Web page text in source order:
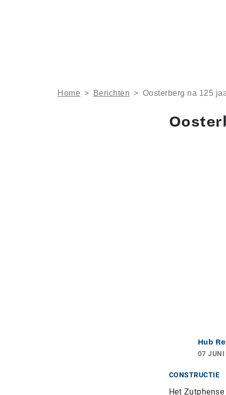
Home > Berichten > Oosterberg na 125
Hub
07
CONSTRUCTIE
Het